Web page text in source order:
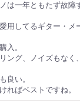
は一年ともたず故障
用してるギター・
入。
ング、ノイズもなく
良い。
ればベストですね。